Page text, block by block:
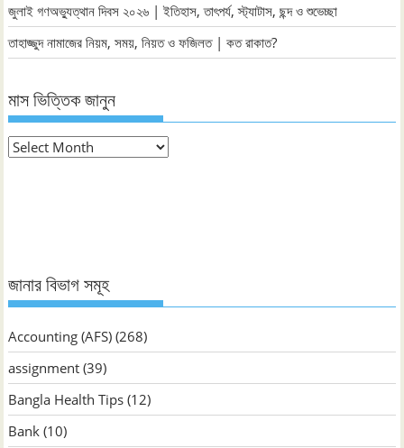
জুলাই গণঅভ্যুত্থান দিবস ২০২৬ | ইতিহাস, তাৎপর্য, স্ট্যাটাস, ছন্দ ও শুভেচ্ছা
তাহাজ্জুদ নামাজের নিয়ম, সময়, নিয়ত ও ফজিলত | কত রাকাত?
মাস ভিত্তিক জানুন
মাস
জানার বিভাগ সমূহ
Accounting (AFS) (268)
assignment (39)
Bangla Health Tips (12)
Bank (10)